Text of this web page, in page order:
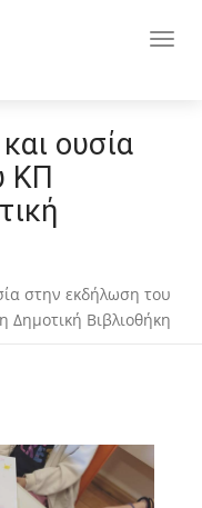
ουσία
ΚΠ
στην εκδήλωση του
Δημοτική Βιβλιοθήκη